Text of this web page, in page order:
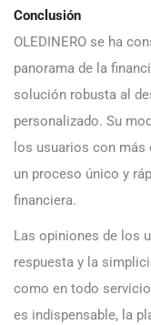
Conclusión
OLEDINERO se ha
panorama de la
solución robusta al
personalizado. Su
los usuarios con más
un proceso único y
financiera.
Las opiniones de los
respuesta y la
como en todo
es indispensable, la